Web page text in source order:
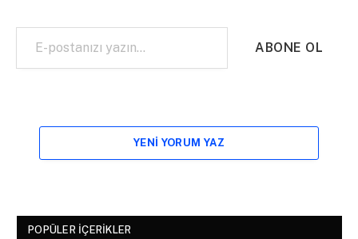
E-postanızı yazın…
ABONE OL
YENI YORUM YAZ
POPÜLER İÇERIKLER